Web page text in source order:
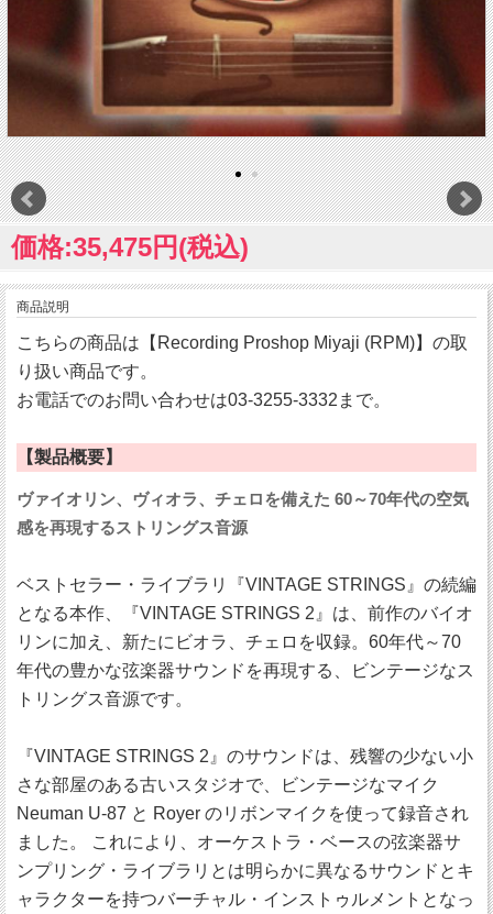
価格:35,475円(税込)
商品説明
こちらの商品は【Recording Proshop Miyaji (RPM)】の取
り扱い商品です。
お電話でのお問い合わせは03-3255-3332まで。
【製品概要】
ヴァイオリン、ヴィオラ、チェロを備えた 60～70年代の空気
感を再現するストリングス音源
ベストセラー・ライブラリ『VINTAGE STRINGS』の続編
となる本作、『VINTAGE STRINGS 2』は、前作のバイオ
リンに加え、新たにビオラ、チェロを収録。60年代～70
年代の豊かな弦楽器サウンドを再現する、ビンテージなス
トリングス音源です。
『VINTAGE STRINGS 2』のサウンドは、残響の少ない小
さな部屋のある古いスタジオで、ビンテージなマイク
Neuman U-87 と Royer のリボンマイクを使って録音され
ました。 これにより、オーケストラ・ベースの弦楽器サ
ンプリング・ライブラリとは明らかに異なるサウンドとキ
ャラクターを持つバーチャル・インストゥルメントとなっ